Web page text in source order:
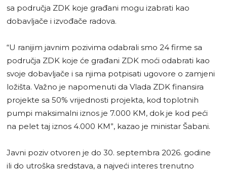
sa područja ZDK koje građani mogu izabrati kao
dobavljače i izvođače radova.
“U ranijim javnim pozivima odabrali smo 24 firme sa
područja ZDK koje će građani ZDK moći odabrati kao
svoje dobavljače i sa njima potpisati ugovore o zamjeni
ložišta. Važno je napomenuti da Vlada ZDK finansira
projekte sa 50% vrijednosti projekta, kod toplotnih
pumpi maksimalni iznos je 7.000 KM, dok je kod peći
na pelet taj iznos 4.000 KM”, kazao je ministar Šabani.
Javni poziv otvoren je do 30. septembra 2026. godine
ili do utroška sredstava, a najveći interes trenutno